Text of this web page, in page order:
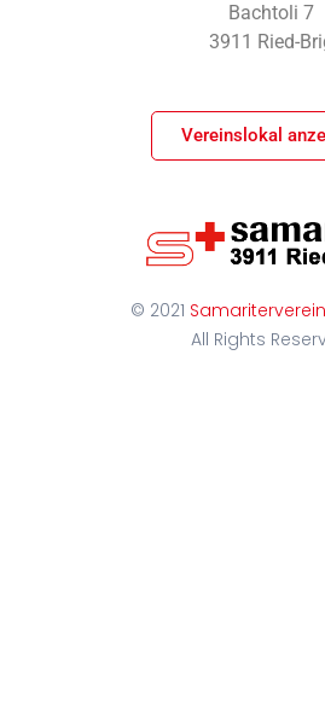
© 2021
All Rights
Bachtoli 7
3911 Ried-
Vereinslokal